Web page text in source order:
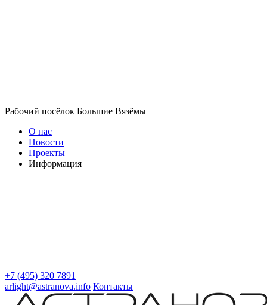
Рабочий посёлок Большие Вязёмы
О нас
Новости
Проекты
Информация
+7 (495) 320 7891
arlight@astranova.info Контакты